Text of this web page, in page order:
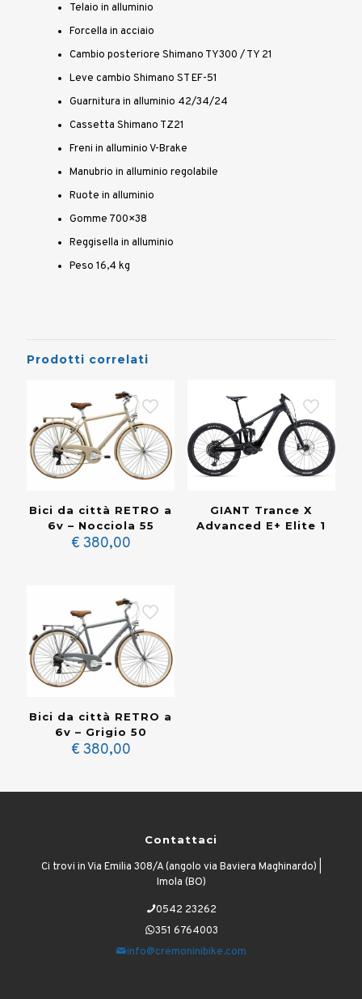
Telaio in alluminio
Forcella in acciaio
Cambio posteriore Shimano TY300 / TY 21
Leve cambio Shimano ST EF-51
Guarnitura in alluminio 42/34/24
Cassetta Shimano TZ21
Freni in alluminio V-Brake
Manubrio in alluminio regolabile
Ruote in alluminio
Gomme 700×38
Reggisella in alluminio
Peso 16,4 kg
Prodotti correlati
Bici da città RETRO a
6v – Nocciola 55
€ 380,00
GIANT Trance X
Advanced E+ Elite 1
Bici da città RETRO a
6v – Grigio 50
€ 380,00
Contattaci
Ci trovi in Via Emilia 308/A (angolo via Baviera Maghinardo) |
Imola (BO)
0542 23262
351 6764003
info@cremoninibike.com